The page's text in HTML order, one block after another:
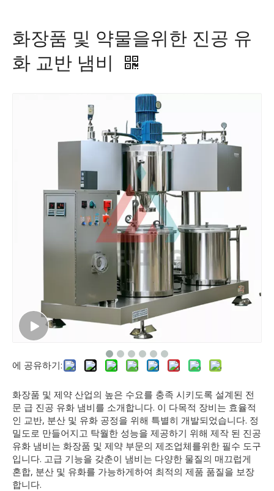
화장품 및 약물을위한 진공 유
화 교반 냄비
에 공유하기:
화장품 및 제약 산업의 높은 수요를 충족 시키도록 설계된 전
문 급 진공 유화 냄비를 소개합니다. 이 다목적 장비는 효율적
인 교반, 분산 및 유화 공정을 위해 특별히 개발되었습니다. 정
밀도로 만들어지고 탁월한 성능을 제공하기 위해 제작 된 진공
유화 냄비는 화장품 및 제약 부문의 제조업체를위한 필수 도구
입니다. 고급 기능을 갖춘이 냄비는 다양한 물질의 매끄럽게
혼합, 분산 및 유화를 가능하게하여 최적의 제품 품질을 보장
합니다.